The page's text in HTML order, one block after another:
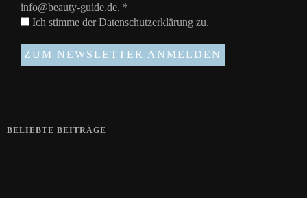
info@beauty-guide.de. *
Ich stimme derDatenschutzerklärung zu.
BELIEBTE BEITRÄGE